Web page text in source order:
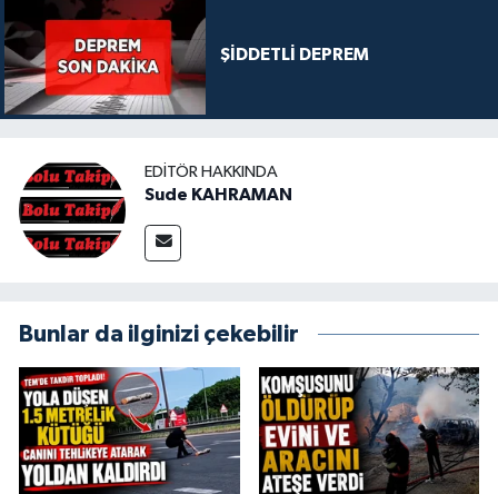
ŞİDDETLİ DEPREM
EDITÖR HAKKINDA
Sude KAHRAMAN
Bunlar da ilginizi çekebilir